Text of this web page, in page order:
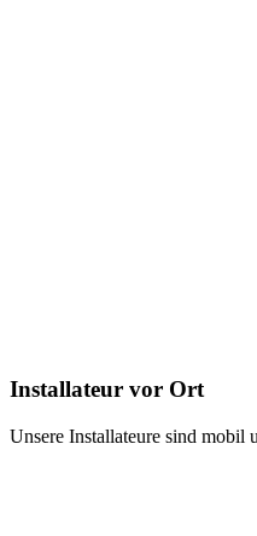
Installateur vor Ort
Unsere Installateure sind mobil